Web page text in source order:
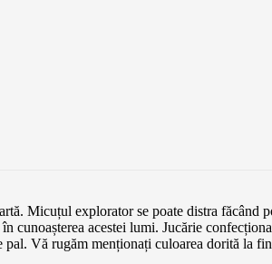
Micuțul explorator se poate distra
acestei lumi. Jucărie
Vă rugăm menționați culoarea dorită